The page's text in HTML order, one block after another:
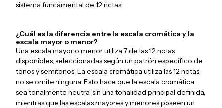
sistema fundamental de 12 notas.
¿Cuál es la diferencia entre la escala cromática y la
escala mayor o menor?
Una escala mayor o menor utiliza 7 de las 12 notas
disponibles, seleccionadas según un patrón específico de
tonos y semitonos. La escala cromática utiliza las 12 notas;
no se omite ninguna. Esto hace que la escala cromática
sea tonalmente neutra, sin una tonalidad principal definida,
mientras que las escalas mayores y menores poseen un